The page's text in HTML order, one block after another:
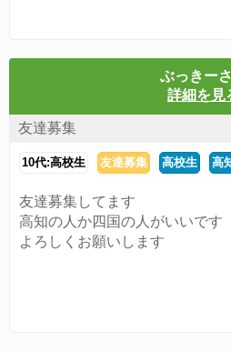
ぶっきー
詳細を見
友達募集
10代:高校生 友達募集 高校生 高
友達募集してます
高知の人か四国の人がいいです
よろしくお願いします